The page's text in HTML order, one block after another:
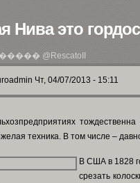
Нива это
@RescatoII
Чт, 04/07/2013 - 15:11
техника. В том числе –
В США в 1828
срезать